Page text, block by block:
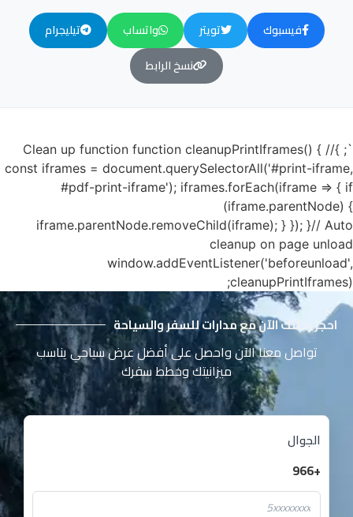
فيسبوك تويتر واتساب
تيليجرام
نسخ الرابط
`; }// Clean up function function cleanupPrintIframes() {
const iframes = document.querySelectorAll('#print-iframe,
#pdf-print-iframe'); iframes.forEach(iframe => { if
(iframe.parentNode) {
iframe.parentNode.removeChild(iframe); } }); }// Auto
cleanup on page unload
window.addEventListener('beforeunload',
cleanupPrintIframes);
احجز رحلتك الآن مع مدارات للسفر والسياحة
تواصل معنا الآن واحصل على أفضل عرض سياحي يناسب
ميزانيتك وخطط سفرك
الجوال
+966